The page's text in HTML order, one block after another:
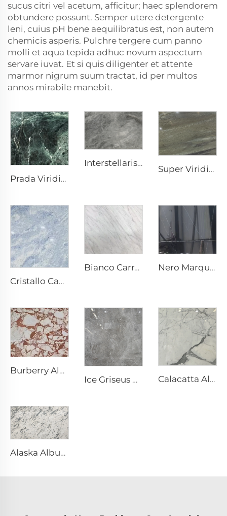
sucus citri vel acetum, afficitur; haec splendorem
obtundere possunt. Semper utere detergente
leni, cuius pH bene aequilibratus est, non autem
chemicis asperis. Pulchre tergere cum panno
molli et aqua tepida adhuc novum aspectum
servare iuvat. Et si quis diligenter et attente
marmor nigrum suum tractat, id per multos
annos mirabile manebit.
Prada Viridis Viridis Lapis Naturalis Marmor cum Albis Venis et Figuratione
Interstellaris Griseus Griseus Lapis Naturalis Marmor cum Maculata Textura et Argento-Griseis Punctis
Super Viridis Lapis Marmor Naturalis
Cristallo Caeruleus Griseo-Album Lapidem Marmoris Naturalis cum Textura Caeruleo-Grisea et Maculis Lucidis
Bianco Carrara Albus Lapis Naturalis Marmor cum Venis Cinerascens Nero Marquina Niger Lapidem Marmoris Naturalis cum Alba Venosa Textura Reticulata
Burberry Albus Lapis Naturalis Marmor cum Figura Irregulari Rubeo-Fusca
Ice Griseus Griseus Lapis Naturalis Marmor cum Venis Fracturatis Albis Irregularibus
Calacatta Albus Lapis Naturalis Marmor cum Vena et Figura Grisea
Alaska Albus Albus Lapis Naturalis Marmor cum Textura Maculata et Fragmenta Cinerascens